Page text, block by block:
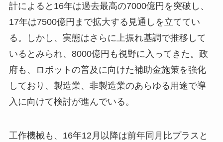
計によると16年は過去最高の7000億円を突破し、
17年は7500億円まで拡大する見通しを立ててい
る。しかし、実態はさらに上振れ基調で推移して
いるとみられ、8000億円も視野に入ってきた。政
府も、ロボットの普及に向けた補助金施策を強化
しており、製造業、非製造業のあらゆる用途で導
入に向けて検討が進んでいる。
工作機械も、16年12月以降は前年同月比プラスと